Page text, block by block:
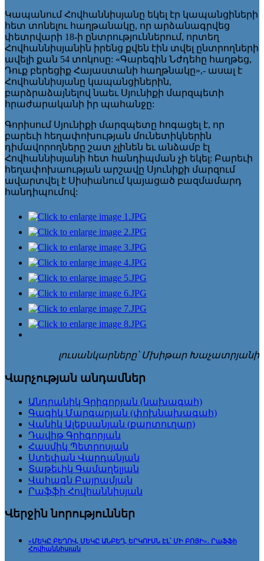
Կապանում Հովհաննիսյանը եկել էր կապանցիների
հետ տոնելու հաղթանակը, որ արձանագրվեց
փետրվարի 18-ի ընտրություններում, որտեղ
Հովհաննիսյանին իրենց քվեն էին տվել ընտրողների
ավելի քան 54 տոկոսը: «Գարեգին Նժդեհը հաղթեց,
Դուք բերեցիք Հայաստանի հաղթնակը»,- ասալ է
Հովհաննիսյանը կապանցիներին,
բարձրաձայնելով նաեւ Սյունիքի մարզպետի
հրաժարականի իր պահանջը:
Գորիսում Սյունիքի մարզպետը հոգացել է, որ
բարեւի հեղափոխության մունետիկներին
դիմավորողները շատ չլինեն եւ անձամբ էլ
Հովհաննիսյանի հետ հանդիպման չի եկել: Բարեւի
հեղափոխաության արշավը Սյունիքի մարզում
ավարտվել է Սիսիանում կայացած բազմամարդ
հանդիպումով:
լուսանկարները՝ Մխիթար Խաչատրյանի
Վարչության անդամներ
Անդրանիկ Գրիգորյան (նախագահ)
Գագիկ Մարգարյան (փոխնախագահ)
Վանիկ Ալեքսանյան (քարտուղար)
Դավիթ Գրիգորյան
Հասմիկ Պետրոսյան
Ստեփան Վարդանյան
Տաթեւիկ Գամաղելյան
Վահագն Բայրամյան
Րաֆֆի Հովհաննիսյան
Վերջին նորություններ
«ՄԵԿԸ ԲԵՂՈՎ, ՄԵԿԸ ԱՆԲԵՂ, ԵՐԿՈՒՍՆ ԷԼ՝ ՄԻ ԲՈՅԻ». Րաֆֆի
Հովհաննիսյան